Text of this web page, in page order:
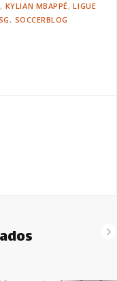
KYLIAN MBAPPÉ LIGUE
SOCCERBLOG